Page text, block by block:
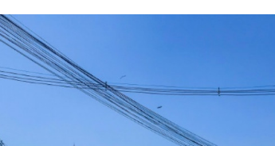
contre un vaste réseau de surveillance des
une ruée vers l'or qui bouleverse vies et
à Java où des incendies se propagent